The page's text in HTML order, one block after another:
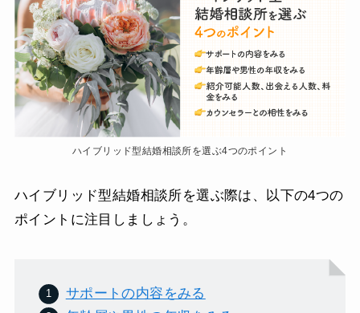
ハイブリッド型結婚相談所を選ぶ4つのポイント
ハイブリッド型結婚相談所を選ぶ際は、以下の4つの
ポイントに注目しましょう。
サポートの内容をみる